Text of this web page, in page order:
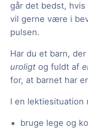
går det bedst,
vil gerne være i
pulsen.
Har du et barn,
uroligt og fuldt af
for, at barnet har
I en
bruge lege og